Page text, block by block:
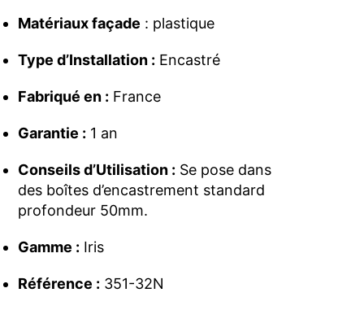
Matériaux façade : plastique
Type d’Installation : Encastré
Fabriqué en : France
Garantie : 1 an
Conseils d’Utilisation : Se pose dans
des boîtes d’encastrement standard
profondeur 50mm.
Gamme : Iris
Référence : 351-32N